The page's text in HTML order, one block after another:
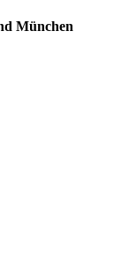
München